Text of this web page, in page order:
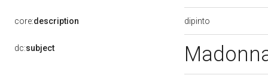
core:description dipinto
dc:subject